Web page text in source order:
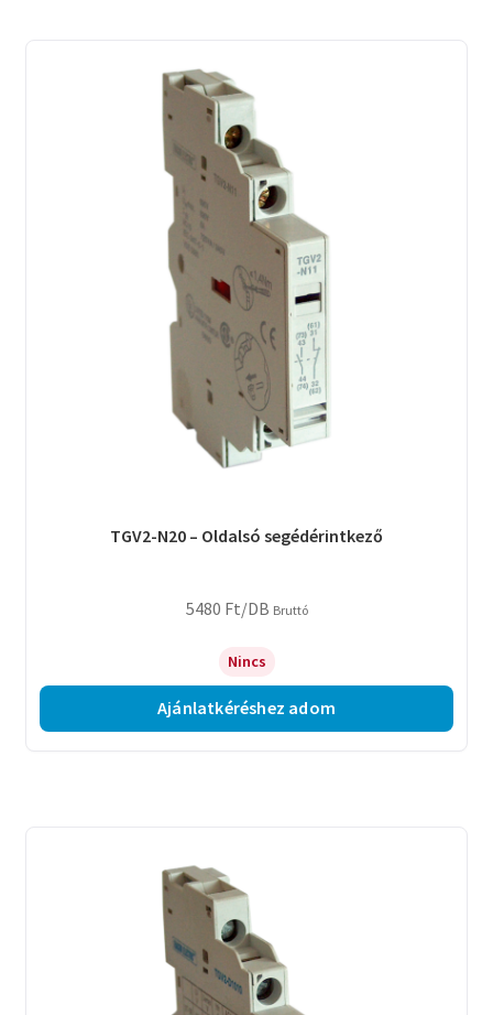
TGV2-N20 – Oldalsó segédérintkező
5480 Ft/DB Bruttó
Nincs
Ajánlatkéréshez adom